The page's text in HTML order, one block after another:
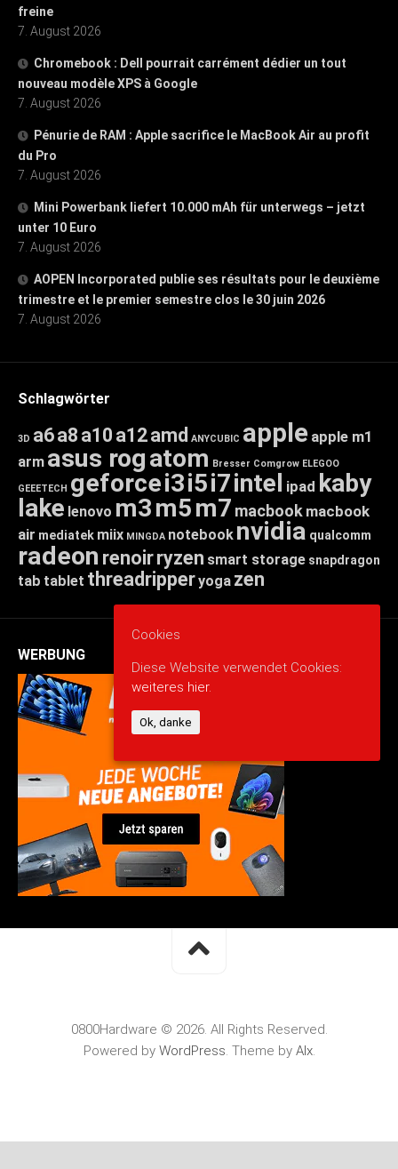
freine
7. August 2026
Chromebook : Dell pourrait carrément dédier un tout
nouveau modèle XPS à Google
7. August 2026
Pénurie de RAM : Apple sacrifice le MacBook Air au profit
du Pro
7. August 2026
Mini Powerbank liefert 10.000 mAh für unterwegs – jetzt
unter 10 Euro
7. August 2026
AOPEN Incorporated publie ses résultats pour le deuxième
trimestre et le premier semestre clos le 30 juin 2026
7. August 2026
Schlagwörter
3D a6a8 a10 a12amd ANYCUBIC apple apple m1
arm asus rogatom Bresser Comgrow ELEGOO
GEEETECH geforcei3i5i7intel ipad kaby
lake lenovo m3m5m7 macbook macbook
air mediatek miix MINGDA notebook nvidia qualcomm
radeon renoirryzen smart storage snapdragon
tab tablet threadripperyoga zen
WERBUNG
0800Hardware © 2026. All Rights Reserved.
Powered by WordPress. Theme by Alx.
Cookies
Diese Website verwendet Cookies:
weiteres hier.
Ok, danke